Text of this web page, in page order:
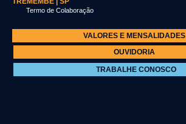
Termo de Colaboração
VALORES E MENSALIDADES
OUVIDORIA
TRABALHE CONOSCO